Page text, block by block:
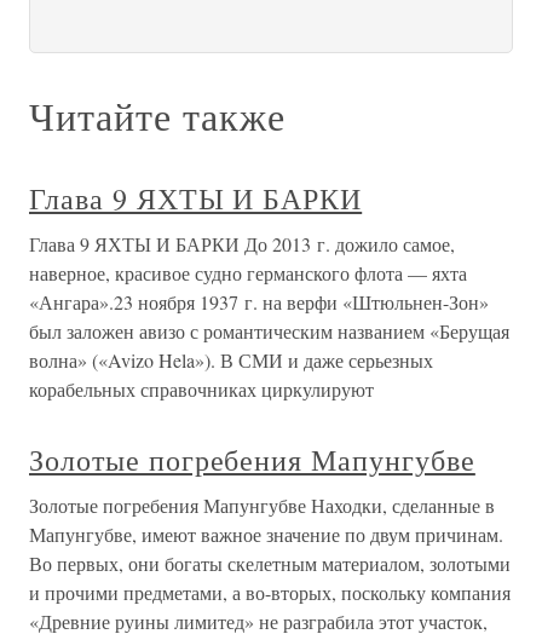
Читайте также
Глава 9 ЯХТЫ И БАРКИ
Глава 9 ЯХТЫ И БАРКИ До 2013 г. дожило самое,
наверное, красивое судно германского флота — яхта
«Ангара».23 ноября 1937 г. на верфи «Штюльнен-Зон»
был заложен авизо с романтическим названием «Берущая
волна» («Avizo Hela»). В СМИ и даже серьезных
корабельных справочниках циркулируют
Золотые погребения Мапунгубве
Золотые погребения Мапунгубве Находки, сделанные в
Мапунгубве, имеют важное значение по двум причинам.
Во первых, они богаты скелетным материалом, золотыми
и прочими предметами, а во-вторых, поскольку компания
«Древние руины лимитед» не разграбила этот участок,